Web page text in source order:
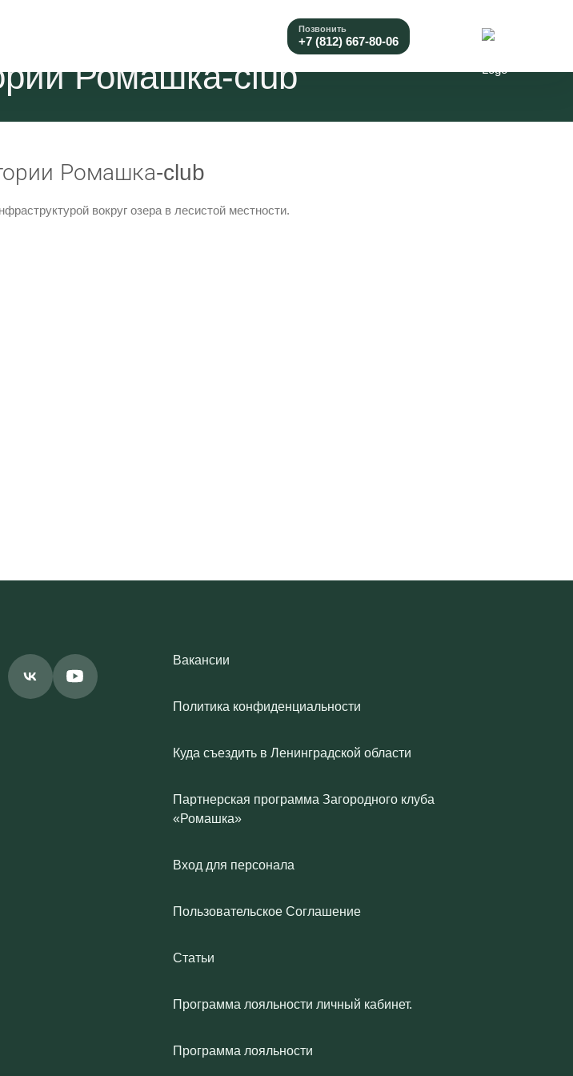
Позвонить
+7 (812) 667-80-06
Ромашка-club
Ромашка-club
Вакансии
Политика конфиденциальности
Куда съездить в Ленинградской области
Партнерская программа Загородного клуба
«Ромашка»
Вход для персонала
Пользовательское Соглашение
Статьи
Программа лояльности личный кабинет.
Программа лояльности